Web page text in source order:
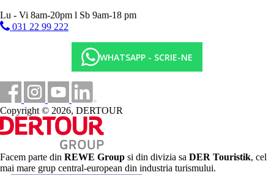
Activitati sportive contra cost
SPA, tratamente de infrumusetare si masaje
teren de tenis
tenis de masa
teren de golf
Dieta
All Inclusive (AI) – bufet de mic dejun, pranz si cina,
gustari in timpul zilei. Bauturi alcoolice si nealcoolice
locale selectate sunt disponibile gratuit in timpul
programului stabilit de hotel.
Posibilitatea de a folosi restaurantele a la carte ale
Lu - Vi 8am-20pm l Sb 9am-18 pm
031 22 99 222
WHATSAPP - SCRIE-NE
Copyright © 2026, DERTOUR
Facem parte din REWE Group si din divizia sa DER Touristik, cel
mai mare grup central-european din industria turismului.